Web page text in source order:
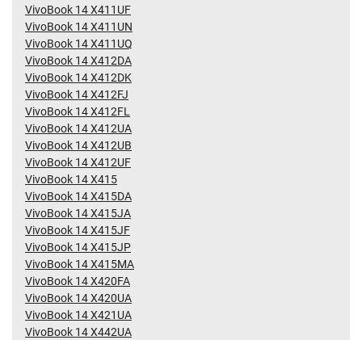
VivoBook 14 X411UF
VivoBook 14 X411UN
VivoBook 14 X411UQ
VivoBook 14 X412DA
VivoBook 14 X412DK
VivoBook 14 X412FJ
VivoBook 14 X412FL
VivoBook 14 X412UA
VivoBook 14 X412UB
VivoBook 14 X412UF
VivoBook 14 X415
VivoBook 14 X415DA
VivoBook 14 X415JA
VivoBook 14 X415JF
VivoBook 14 X415JP
VivoBook 14 X415MA
VivoBook 14 X420FA
VivoBook 14 X420UA
VivoBook 14 X421UA
VivoBook 14 X442UA